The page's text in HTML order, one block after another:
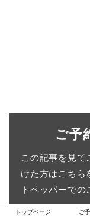
ご予
この記事を見て
けた方はこちら
トペッパーでの
トップページ ご